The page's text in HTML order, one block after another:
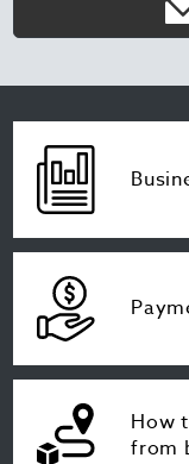
How
from